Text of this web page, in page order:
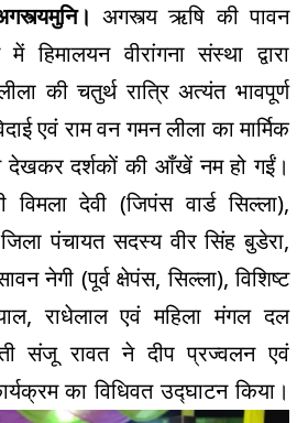
अगस्त्य ऋषि की पावन
हिमालयन वीरांगना संस्था द्वारा
की चतुर्थ रात्रि अत्यंत भावपूर्ण
एवं राम वन गमन लीला का मार्मिक
देखकर दर्शकों की आँखें नम हो गईं।
देवी (जिपंस वार्ड सिल्ला),
जिला पंचायत सदस्य वीर सिंह बुडेरा,
नेगी (पूर्व क्षेपंस, सिल्ला), विशिष्ट
राधेलाल एवं महिला मंगल दल
संजू रावत ने दीप प्रज्वलन एवं
का विधिवत उद्घाटन किया।